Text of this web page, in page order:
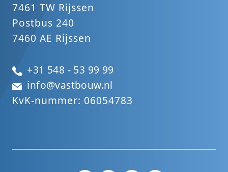
7461 TW Rijssen
Postbus 240
7460 AE Rijssen
+31 548 - 53 99 99
info@vastbouw.nl
KvK-nummer: 06054783